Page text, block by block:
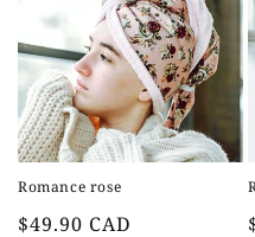
Romance rose
Prix
$49.90 CAD